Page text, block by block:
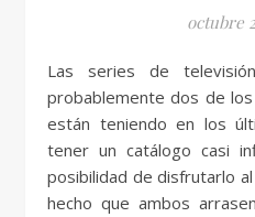
octubre
Las series de televisión y el podcasting son
probablemente dos de
están teniendo en los
tener un catálogo casi
posibilidad de disfrutarlo
hecho que ambos